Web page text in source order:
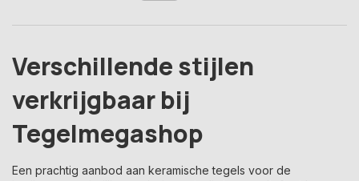
Verschillende stijlen
verkrijgbaar bij
Tegelmegashop
Een prachtig aanbod aan keramische tegels voor de